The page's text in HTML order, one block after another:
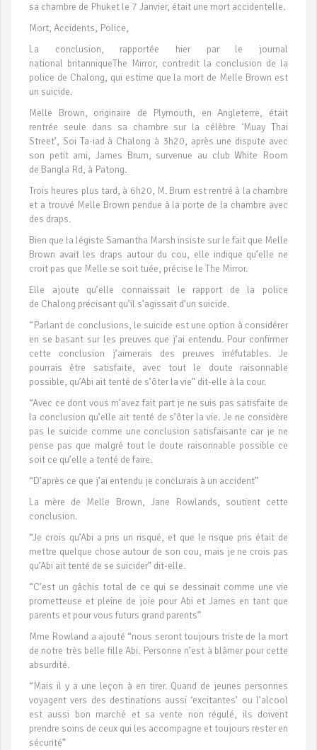
sa chambre de Phuket le 7 Janvier, était une mort accidentelle.
Mort, Accidents, Police,
La conclusion, rapportée hier par le journal
national britanniqueThe Mirror, contredit la conclusion de la
police de Chalong, qui estime que la mort de Melle Brown est
un suicide.
Melle Brown, originaire de Plymouth, en Angleterre, était
rentrée seule dans sa chambre sur la célèbre ‘Muay Thai
Street’, Soi Ta-iad à Chalong à 3h20, après une dispute avec
son petit ami, James Brum, survenue au club White Room
de Bangla Rd, à Patong.
Trois heures plus tard, à 6h20, M. Brum est rentré à la chambre
et a trouvé Melle Brown pendue à la porte de la chambre avec
des draps.
Bien que la légiste Samantha Marsh insiste sur le fait que Melle
Brown avait les draps autour du cou, elle indique qu’elle ne
croit pas que Melle se soit tuée, précise le The Mirror.
Elle ajoute qu’elle connaissait le rapport de la police
de Chalong précisant qu’il s’agissait d’un suicide.
“Parlant de conclusions, le suicide est une option à considérer
en se basant sur les preuves que j’ai entendu. Pour confirmer
cette conclusion j’aimerais des preuves irréfutables. Je
pourrais être satisfaite, avec tout le doute raisonnable
possible, qu’Abi ait tenté de s’ôter la vie” dit-elle à la cour.
“Avec ce dont vous m’avez fait part je ne suis pas satisfaite de
la conclusion qu’elle ait tenté de s’ôter la vie. Je ne considère
pas le suicide comme une conclusion satisfaisante car je ne
pense pas que malgré tout le doute raisonnable possible ce
soit ce qu’elle a tenté de faire.
“D’après ce que j’ai entendu je conclurais à un accident”
La mère de Melle Brown, Jane Rowlands, soutient cette
conclusion.
“Je crois qu’Abi a pris un risqué, et que le risque pris était de
mettre quelque chose autour de son cou, mais je ne crois pas
qu’Abi ait tenté de se suicider” dit-elle.
“C’est un gâchis total de ce qui se dessinait comme une vie
prometteuse et pleine de joie pour Abi et James en tant que
parents et pour vous futurs grand parents”
Mme Rowland a ajouté “nous seront toujours triste de la mort
de notre très belle fille Abi. Personne n’est à blâmer pour cette
absurdité.
“Mais il y a une leçon à en tirer. Quand de jeunes personnes
voyagent vers des destinations aussi ‘excitantes’ ou l’alcool
est aussi bon marché et sa vente non régulé, ils doivent
prendre soins de ceux qui les accompagne et toujours rester en
sécurité”